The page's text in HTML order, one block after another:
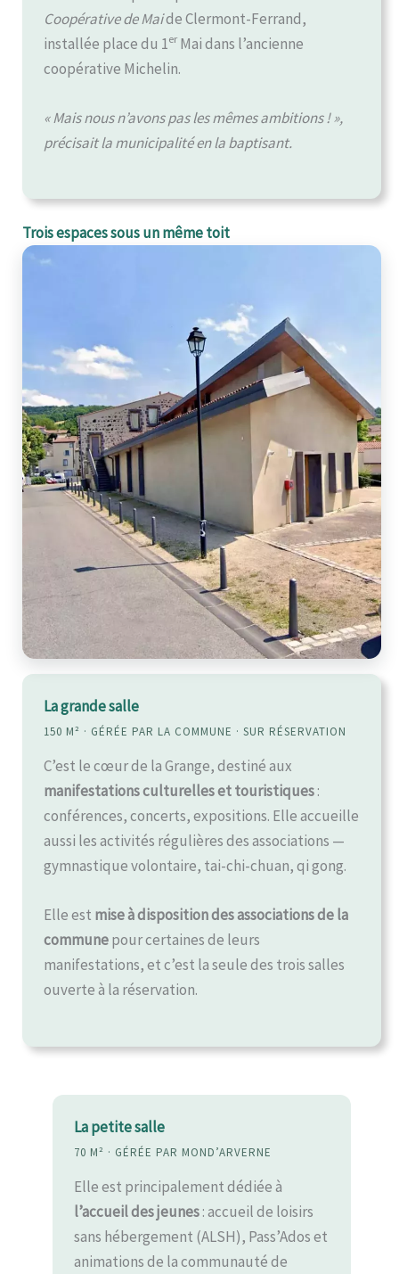
Coopérative de Maide Clermont-Ferrand,
installée place du 1er Mai dans l’ancienne
coopérative Michelin.
« Mais nous n’avons pas les mêmes ambitions ! »,
précisait la municipalité en la baptisant.
Trois espaces sous un même toit
La grande salle
150 M² · GÉRÉE PAR LA COMMUNE · SUR RÉSERVATION
C’est le cœur de la Grange, destiné aux
manifestations culturelles et touristiques:
conférences, concerts, expositions. Elle accueille
aussi les activités régulières des associations —
gymnastique volontaire, tai-chi-chuan, qi gong.
Elle est mise à disposition des associations de la
communepour certaines de leurs
manifestations, et c’est la seule des trois salles
ouverte à la réservation.
La petite salle
70 M² · GÉRÉE PAR MOND’ARVERNE
Elle est principalement dédiée à
l’accueil des jeunes: accueil de loisirs
sans hébergement (ALSH), Pass’Ados et
animations de la communauté de